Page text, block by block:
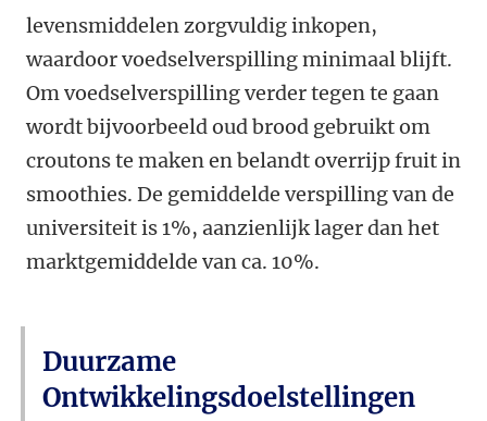
levensmiddelen zorgvuldig inkopen,
waardoor voedselverspilling minimaal blijft.
Om voedselverspilling verder tegen te gaan
wordt bijvoorbeeld oud brood gebruikt om
croutons te maken en belandt overrijp fruit in
smoothies. De gemiddelde verspilling van de
universiteit is 1%, aanzienlijk lager dan het
marktgemiddelde van ca. 10%.
Duurzame
Ontwikkelingsdoelstellingen